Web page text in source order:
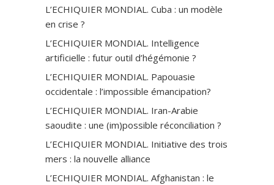
L’ECHIQUIER MONDIAL. Cuba : un modèle
en crise ?
L’ECHIQUIER MONDIAL. Intelligence
artificielle : futur outil d’hégémonie ?
L’ECHIQUIER MONDIAL. Papouasie
occidentale : l’impossible émancipation?
L’ECHIQUIER MONDIAL. Iran-Arabie
saoudite : une (im)possible réconciliation ?
L’ECHIQUIER MONDIAL. Initiative des trois
mers : la nouvelle alliance
L’ECHIQUIER MONDIAL. Afghanistan : le